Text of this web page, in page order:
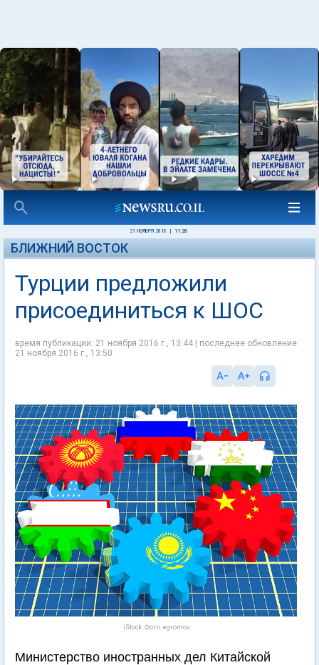
21 НОЯБРЯ 2016 11:26
БЛИЖНИЙ ВОСТОК
Турции предложили
присоединиться к ШОС
время публикации: 21 ноября 2016 г., 13:44 | последнее обновление:
21 ноября 2016 г., 13:50
iStock. Фото: egromov
Министерство иностранных дел Китайской